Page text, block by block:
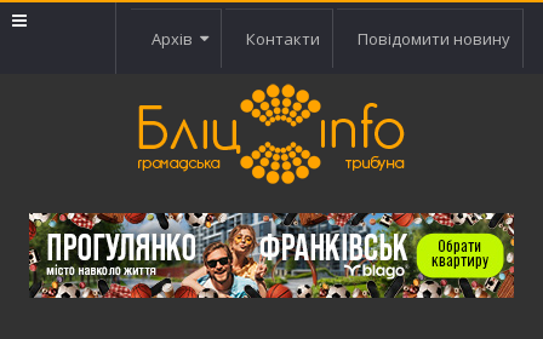
Архів Контакти Повідомити новину